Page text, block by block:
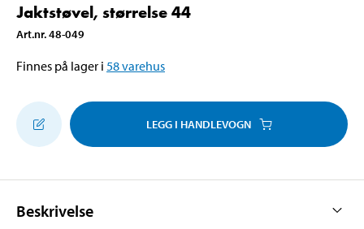
Jaktstøvel, størrelse 44
Art.nr.48-049
Finnes på lager i 58varehus
LEGG I HANDLEVOGN
Beskrivelse